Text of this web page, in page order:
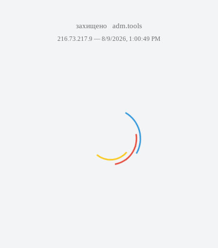
захищено adm.tools
216.73.217.9 — 8/9/2026, 1:00:49 PM